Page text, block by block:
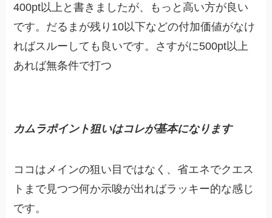
400pt以上と書きましたが、もっと高い方が良い
です。だるまが残り10以下などの付加価値がなけ
ればスルーしても良いです。さすがに500pt以上
あれば無条件で打つ
カムラポイント狙いはコレが基本になります
ココはメインの狙い目ではなく、省エネでクエス
トまで見つつ何か示唆が出ればラッキー的な感じ
です。